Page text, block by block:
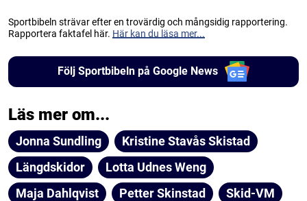
Sportbibeln strävar efter en trovärdig och mångsidig rapportering.
Rapportera faktafel här. Här kan du läsa mer...
Följ Sportbibeln på Google News
Läs mer om...
Jonna Sundling
Kristine Stavås Skistad
Längdskidor
Lotta Udnes Weng
Maja Dahlqvist
Petter Skinstad Skid-VM